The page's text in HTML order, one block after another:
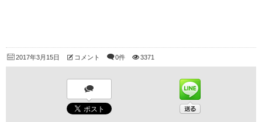
2017年3月15日 コメント 0件 3371